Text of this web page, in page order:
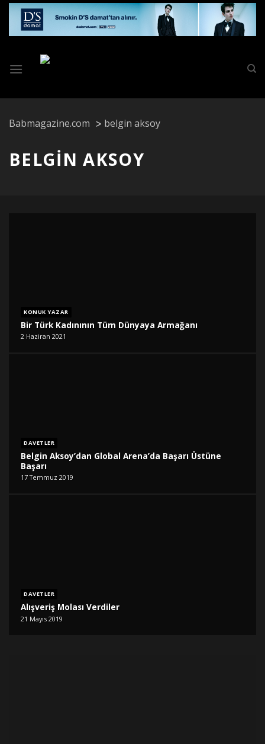
Skip
content
Babmagazine.com belgin aksoy
BELGIN AKSOY
KONUK YAZAR
Bir Türk Kadınının Tüm Dünyaya Armağanı
2 Haziran 2021
DAVETLER
Belgin Aksoy’dan Global Arena’da Başarı Üstüne
Başarı
17 Temmuz 2019
DAVETLER
Alışveriş Molası Verdiler
21 Mayıs 2019